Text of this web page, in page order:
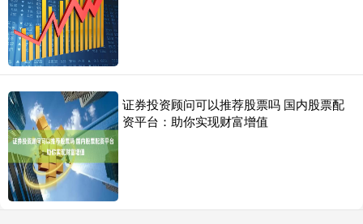
证券投资顾问可以推荐股票吗 国内股票配
资平台：助你实现财富增值